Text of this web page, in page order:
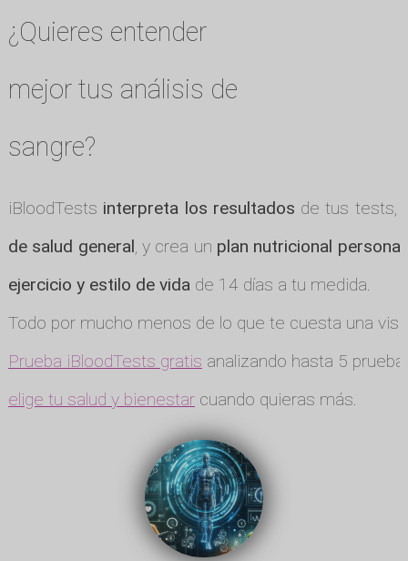
¿Quieres entender
mejor tus análisis de
sangre?
iBloodTests interpreta los resultados de tus tests,
de salud general, y crea un plan nutricional
ejercicio y estilo de vidade 14 días a tu medida.
Todo por mucho menos de lo que te cuesta una
Prueba iBloodTests gratis analizando hasta 5
elige tu salud y bienestarcuando quieras más.